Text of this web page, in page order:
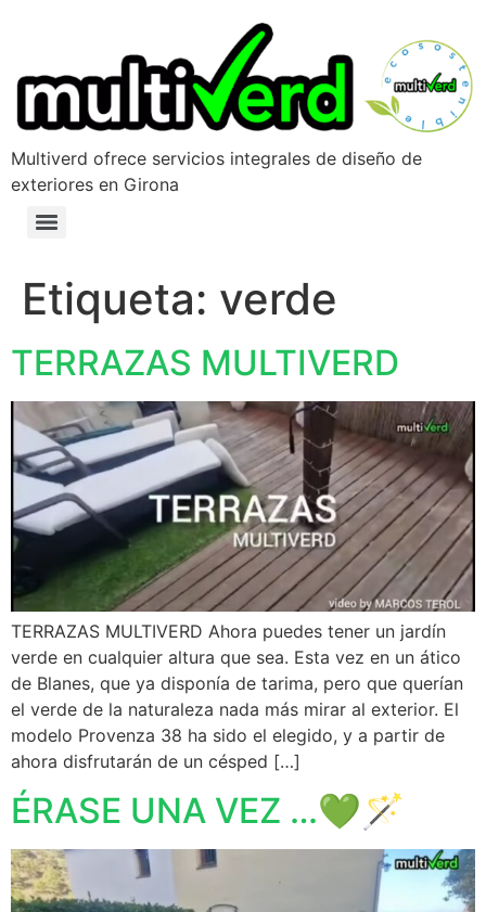
Multiverd ofrece servicios integrales de diseño de
exteriores en Girona
Etiqueta: verde
TERRAZAS MULTIVERD
TERRAZAS MULTIVERD Ahora puedes tener un jardín
verde en cualquier altura que sea. Esta vez en un ático
de Blanes, que ya disponía de tarima, pero que querían
el verde de la naturaleza nada más mirar al exterior. El
modelo Provenza 38 ha sido el elegido, y a partir de
ahora disfrutarán de un césped […]
ÉRASE UNA VEZ …💚🪄